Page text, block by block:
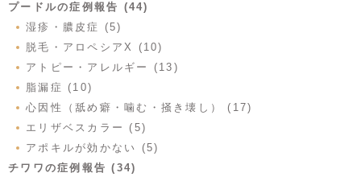
プードルの症例報告 (44)
湿疹・膿皮症 (5)
脱毛・アロペシアX (10)
アトピー・アレルギー (13)
脂漏症 (10)
心因性（舐め癖・噛む・掻き壊し） (17)
エリザベスカラー (5)
アポキルが効かない (5)
チワワの症例報告 (34)